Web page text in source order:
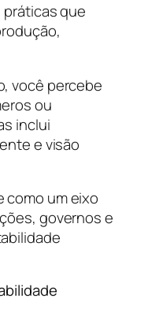
que
você percebe
ou
inclui
e visão
como um eixo
governos e